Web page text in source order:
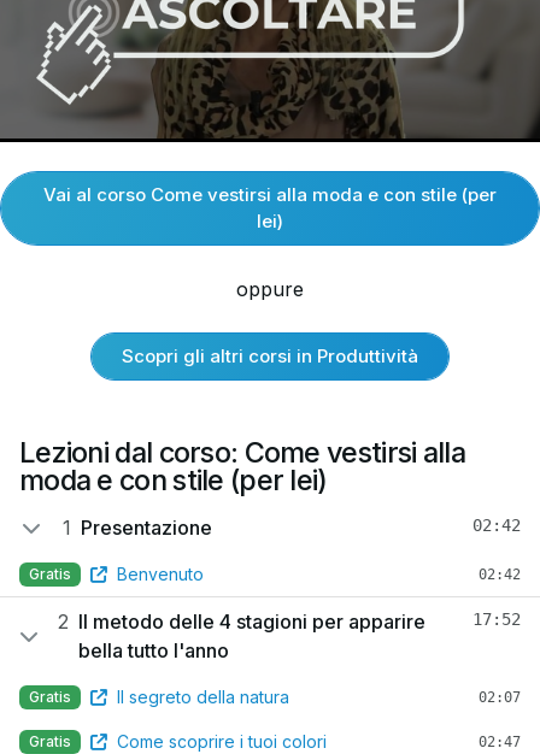
Vai al corso Come vestirsi alla moda e con stile (per
lei)
oppure
Scopri gli altri corsi in Produttività
Lezioni dal corso: Come vestirsi alla
moda e con stile (per lei)
1 Presentazione 02:42
Gratis Benvenuto 02:42
2 Il metodo delle 4 stagioni per apparire
bella tutto l'anno
17:52
Gratis Il segreto della natura 02:07
Gratis Come scoprire i tuoi colori 02:47